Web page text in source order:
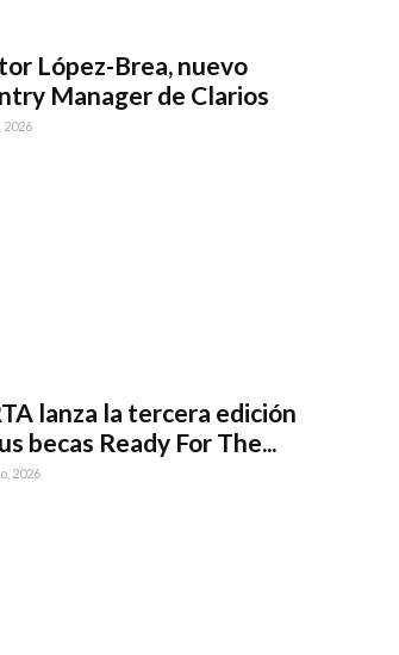
López-Brea, nuevo
Manager de Clarios
2026
lanza la tercera edición
becas Ready For The...
2026